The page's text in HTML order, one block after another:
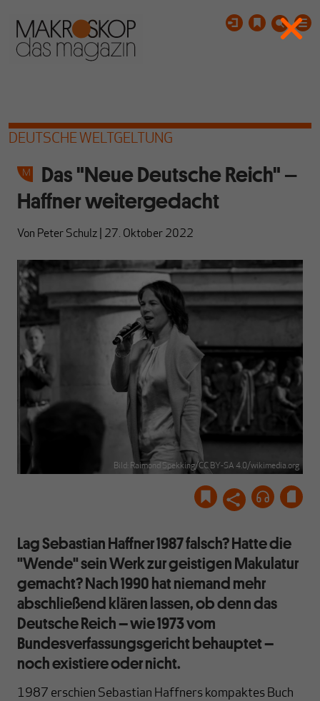
DEUTSCHE WELTGELTUNG
Das "Neue Deutsche Reich" –
Haffner weitergedacht
Von Peter Schulz 27. Oktober 2022
Bild: Raimond Spekking/CC BY-SA 4.0/wikimedia.org
Lag Sebastian Haffner 1987 falsch? Hatte die
"Wende" sein Werk zur geistigen Makulatur
gemacht? Nach 1990 hat niemand mehr
abschließend klären lassen, ob denn das
Deutsche Reich – wie 1973 vom
Bundesverfassungsgericht behauptet –
noch existiere oder nicht.
1987 erschien Sebastian Haffners kompaktes Buch